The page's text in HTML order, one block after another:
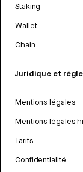
Staking
Wallet
Chain
Juridique et
Mentions légales
Mentions légales
Tarifs
Confidentialité